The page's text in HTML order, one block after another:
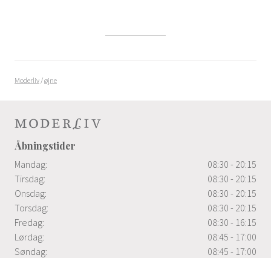
Moderliv/øjne
Åbningstider
Mandag:
08:30 - 20:15
Tirsdag:
08:30 - 20:15
Onsdag:
08:30 - 20:15
Torsdag:
08:30 - 20:15
Fredag:
08:30 - 16:15
Lørdag:
08:45 - 17:00
Søndag:
08:45 - 17:00